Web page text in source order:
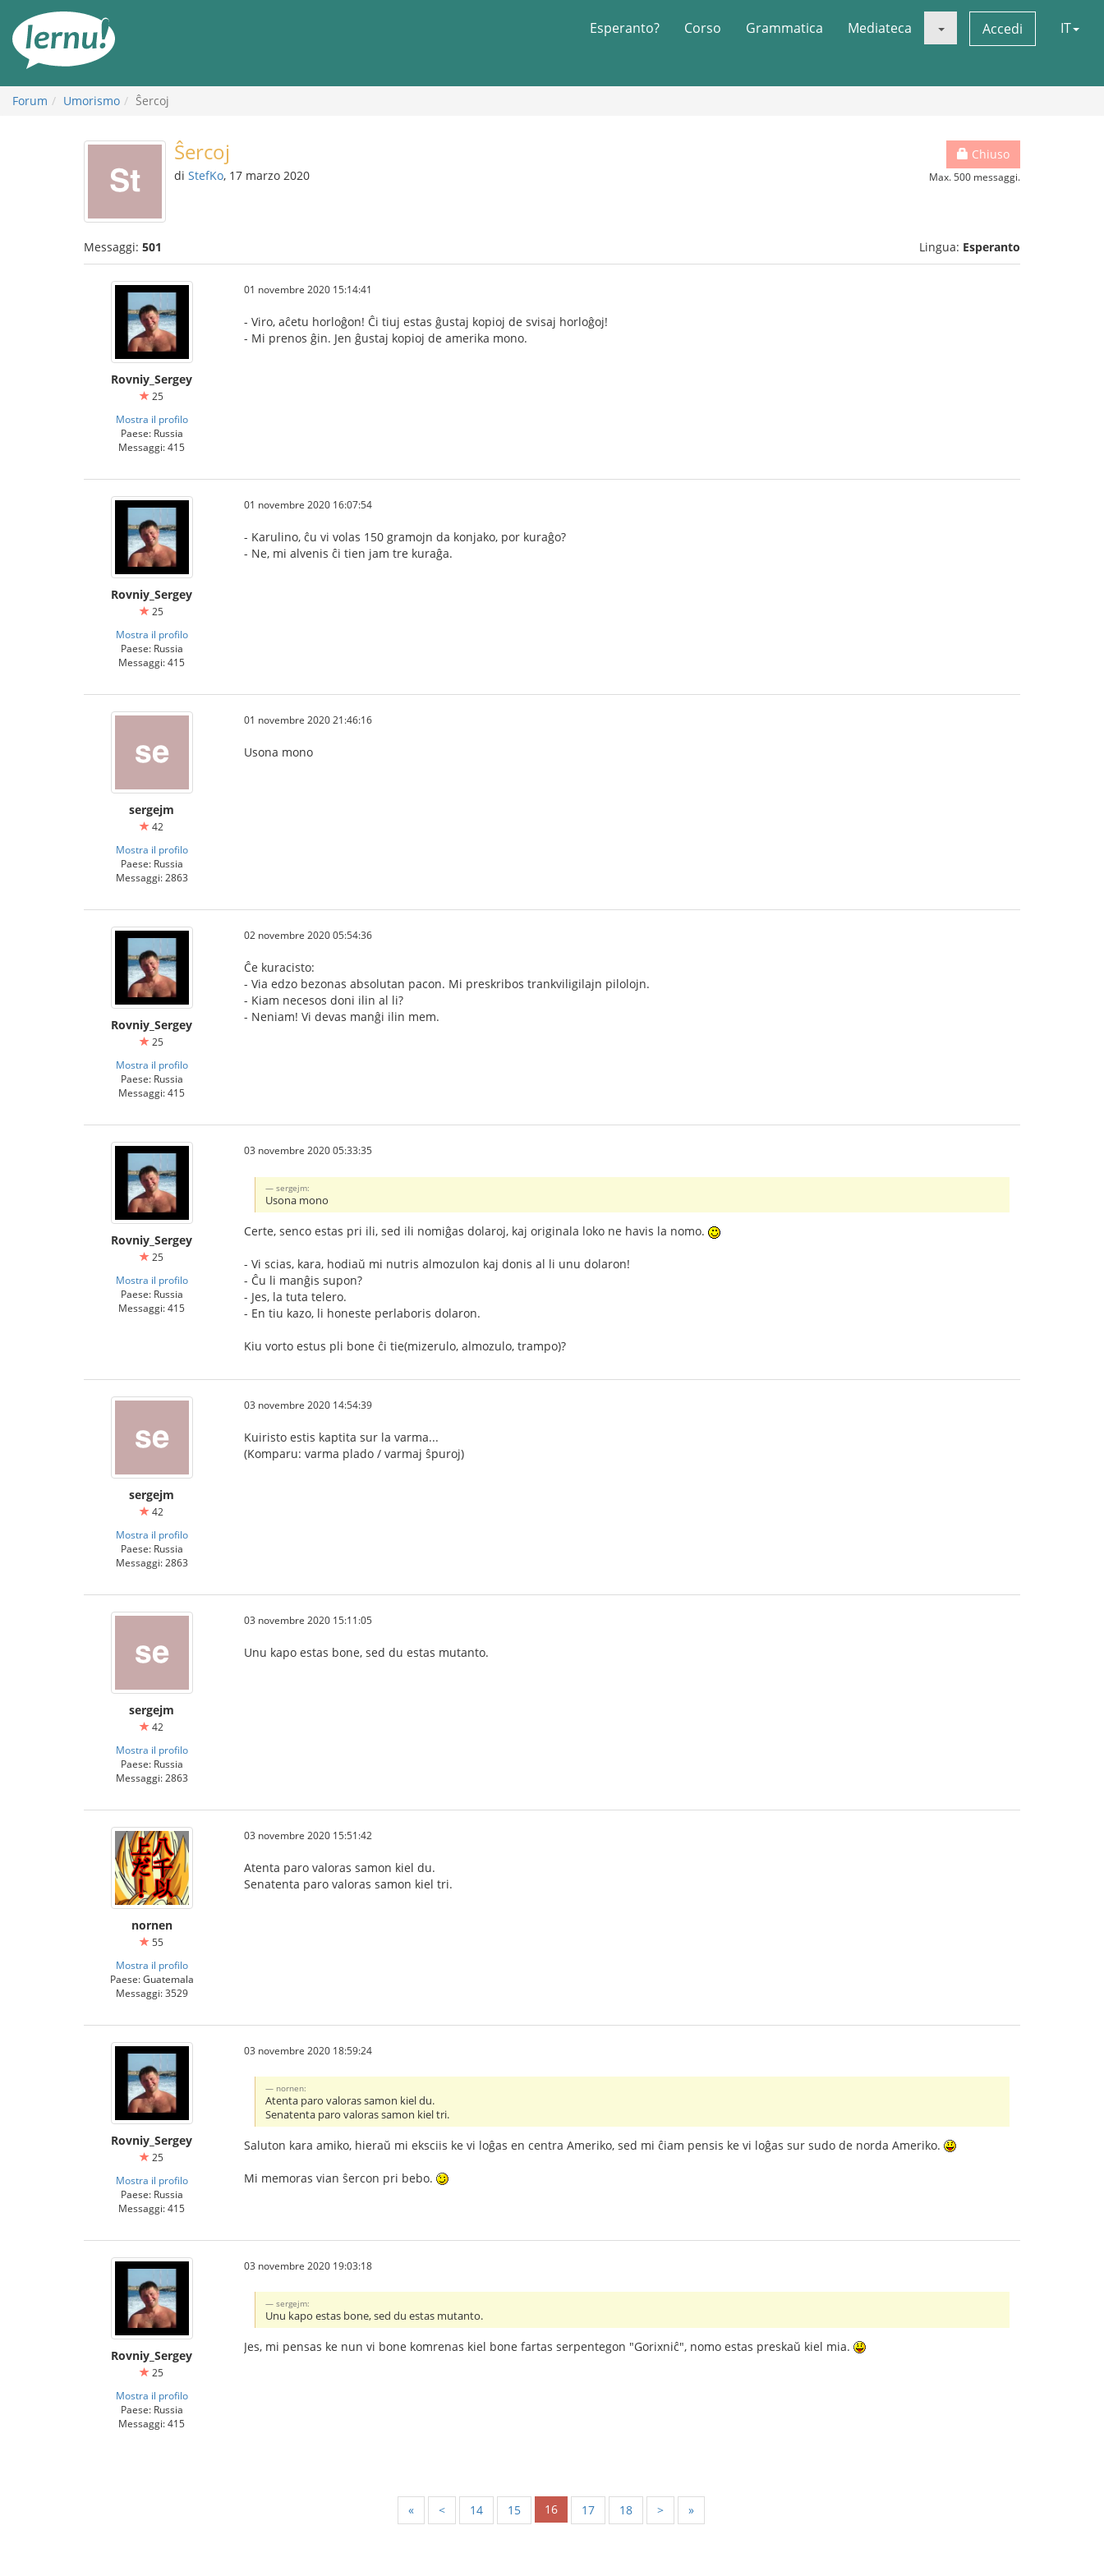
all’indice
Esperanto? Corso Grammatica Mediateca Accedi IT
Forum Umorismo Ŝercoj
Chiuso
Max. 500 messaggi.
Ŝercoj
di StefKo, 17 marzo 2020
Messaggi: 501 Lingua: Esperanto
Rovniy_Sergey
25
Mostra il profilo
Paese: Russia
Messaggi: 415
01 novembre 2020 15:14:41
- Viro, aĉetu horloĝon! Ĉi tiuj estas ĝustaj kopioj de svisaj horloĝoj!
- Mi prenos ĝin. Jen ĝustaj kopioj de amerika mono.
Rovniy_Sergey
25
Mostra il profilo
Paese: Russia
Messaggi: 415
01 novembre 2020 16:07:54
- Karulino, ĉu vi volas 150 gramojn da konjako, por kuraĝo?
- Ne, mi alvenis ĉi tien jam tre kuraĝa.
sergejm
42
Mostra il profilo
Paese: Russia
Messaggi: 2863
01 novembre 2020 21:46:16
Usona mono
Rovniy_Sergey
25
Mostra il profilo
Paese: Russia
Messaggi: 415
02 novembre 2020 05:54:36
Ĉe kuracisto:
- Via edzo bezonas absolutan pacon. Mi preskribos trankviligilajn pilolojn.
- Kiam necesos doni ilin al li?
- Neniam! Vi devas manĝi ilin mem.
Rovniy_Sergey
25
Mostra il profilo
Paese: Russia
Messaggi: 415
03 novembre 2020 05:33:35
sergejm:
Usona mono
Certe, senco estas pri ili, sed ili nomiĝas dolaroj, kaj originala loko ne havis la nomo.
- Vi scias, kara, hodiaŭ mi nutris almozulon kaj donis al li unu dolaron!
- Ĉu li manĝis supon?
- Jes, la tuta telero.
- En tiu kazo, li honeste perlaboris dolaron.
Kiu vorto estus pli bone ĉi tie(mizerulo, almozulo, trampo)?
sergejm
42
Mostra il profilo
Paese: Russia
Messaggi: 2863
03 novembre 2020 14:54:39
Kuiristo estis kaptita sur la varma...
(Komparu: varma plado / varmaj ŝpuroj)
sergejm
42
Mostra il profilo
Paese: Russia
Messaggi: 2863
03 novembre 2020 15:11:05
Unu kapo estas bone, sed du estas mutanto.
nornen
55
Mostra il profilo
Paese: Guatemala
Messaggi: 3529
03 novembre 2020 15:51:42
Atenta paro valoras samon kiel du.
Senatenta paro valoras samon kiel tri.
Rovniy_Sergey
25
Mostra il profilo
Paese: Russia
Messaggi: 415
03 novembre 2020 18:59:24
nornen:
Atenta paro valoras samon kiel du.
Senatenta paro valoras samon kiel tri.
Saluton kara amiko, hieraŭ mi eksciis ke vi loĝas en centra Ameriko, sed mi ĉiam pensis ke vi loĝas sur sudo de norda Ameriko.
Mi memoras vian ŝercon pri bebo.
Rovniy_Sergey
25
Mostra il profilo
Paese: Russia
Messaggi: 415
03 novembre 2020 19:03:18
sergejm:
Unu kapo estas bone, sed du estas mutanto.
Jes, mi pensas ke nun vi bone komrenas kiel bone fartas serpentegon "Gorixniĉ", nomo estas preskaŭ kiel mia.
« < 14 15 16 17 18 > »